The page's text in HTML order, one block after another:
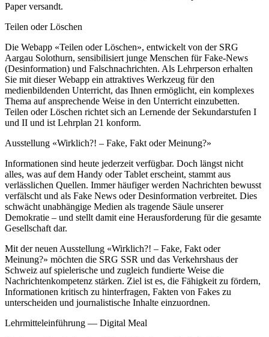
Paper versandt.
Teilen oder Löschen
Die Webapp «Teilen oder Löschen», entwickelt von der SRG
Aargau Solothurn, sensibilisiert junge Menschen für Fake-News
(Desinformation) und Falschnachrichten. Als Lehrperson erhalten
Sie mit dieser Webapp ein attraktives Werkzeug für den
medienbildenden Unterricht, das Ihnen ermöglicht, ein komplexes
Thema auf ansprechende Weise in den Unterricht einzubetten.
Teilen oder Löschen richtet sich an Lernende der Sekundarstufen I
und II und ist Lehrplan 21 konform.
Ausstellung «Wirklich?! – Fake, Fakt oder Meinung?»
Informationen sind heute jederzeit verfügbar. Doch längst nicht
alles, was auf dem Handy oder Tablet erscheint, stammt aus
verlässlichen Quellen. Immer häufiger werden Nachrichten bewusst
verfälscht und als Fake News oder Desinformation verbreitet. Dies
schwächt unabhängige Medien als tragende Säule unserer
Demokratie – und stellt damit eine Herausforderung für die gesamte
Gesellschaft dar.
Mit der neuen Ausstellung «Wirklich?! – Fake, Fakt oder
Meinung?» möchten die SRG SSR und das Verkehrshaus der
Schweiz auf spielerische und zugleich fundierte Weise die
Nachrichtenkompetenz stärken. Ziel ist es, die Fähigkeit zu fördern,
Informationen kritisch zu hinterfragen, Fakten von Fakes zu
unterscheiden und journalistische Inhalte einzuordnen.
Lehrmitteleinführung — Digital Meal